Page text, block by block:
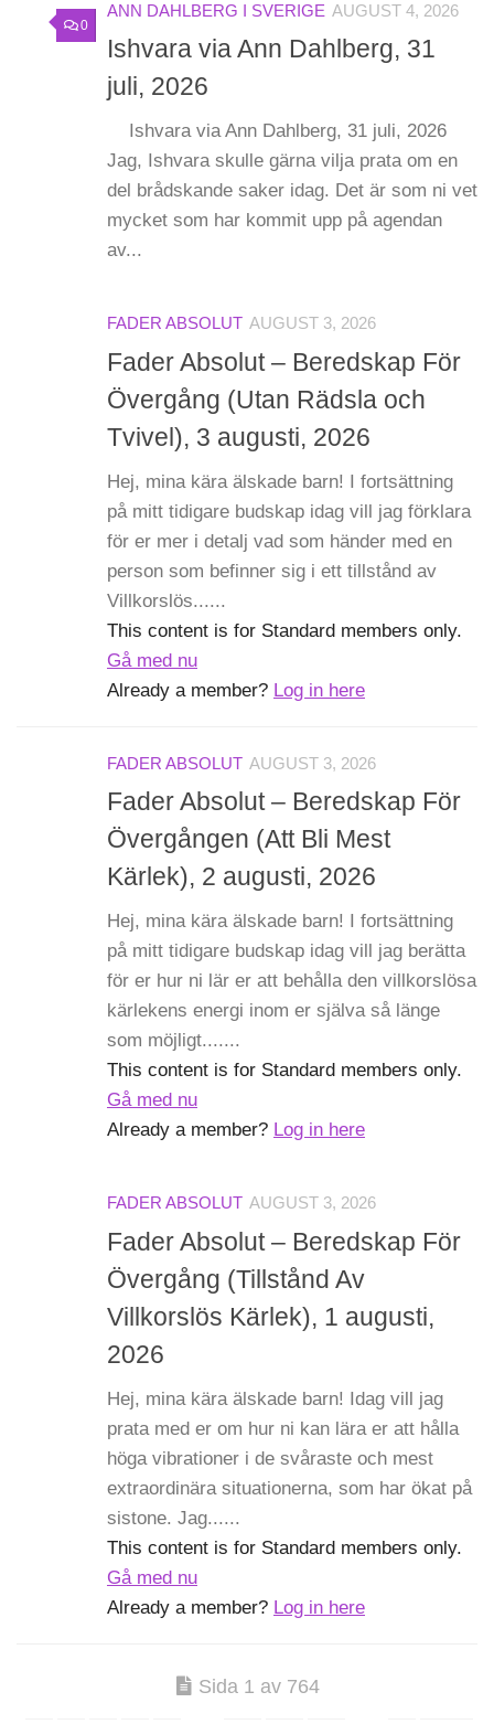
0
ANN DAHLBERG I SVERIGE AUGUST 4, 2026
Ishvara via Ann Dahlberg, 31
juli, 2026
Ishvara via Ann Dahlberg, 31 juli, 2026
Jag, Ishvara skulle gärna vilja prata om en
del brådskande saker idag. Det är som ni vet
mycket som har kommit upp på agendan
av...
FADER ABSOLUT AUGUST 3, 2026
Fader Absolut – Beredskap För
Övergång (Utan Rädsla och
Tvivel), 3 augusti, 2026
Hej, mina kära älskade barn! I fortsättning
på mitt tidigare budskap idag vill jag förklara
för er mer i detalj vad som händer med en
person som befinner sig i ett tillstånd av
Villkorslös......
This content is for Standard members only.
Gå med nu
Already a member? Log in here
FADER ABSOLUT AUGUST 3, 2026
Fader Absolut – Beredskap För
Övergången (Att Bli Mest
Kärlek), 2 augusti, 2026
Hej, mina kära älskade barn! I fortsättning
på mitt tidigare budskap idag vill jag berätta
för er hur ni lär er att behålla den villkorslösa
kärlekens energi inom er själva så länge
som möjligt.......
This content is for Standard members only.
Gå med nu
Already a member? Log in here
FADER ABSOLUT AUGUST 3, 2026
Fader Absolut – Beredskap För
Övergång (Tillstånd Av
Villkorslös Kärlek), 1 augusti,
2026
Hej, mina kära älskade barn! Idag vill jag
prata med er om hur ni kan lära er att hålla
höga vibrationer i de svåraste och mest
extraordinära situationerna, som har ökat på
sistone. Jag......
This content is for Standard members only.
Gå med nu
Already a member? Log in here
Sida 1 av 764